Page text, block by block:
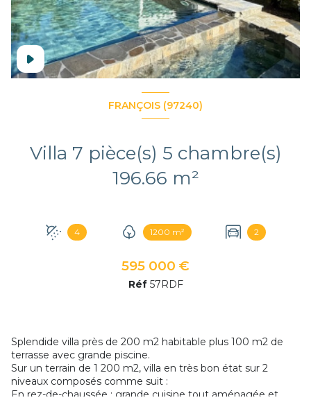
FRANÇOIS (97240)
Villa 7 pièce(s) 5 chambre(s)
196.66 m²
4 1200 m² 2
595 000 €
Réf 57RDF
Splendide villa près de 200 m2 habitable plus 100 m2 de
terrasse avec grande piscine.
Sur un terrain de 1 200 m2, villa en très bon état sur 2
niveaux composés comme suit :
En rez-de-chaussée : grande cuisine tout aménagée et